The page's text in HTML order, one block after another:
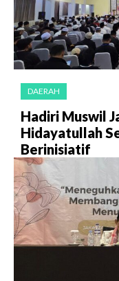
DAERAH
Hadiri Muswil
Hidayatullah
Berinisiatif